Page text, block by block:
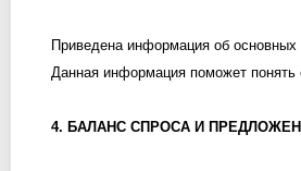
Приведена информация об основных
Данная информация поможет понять
4. БАЛАНС СПРОСА И